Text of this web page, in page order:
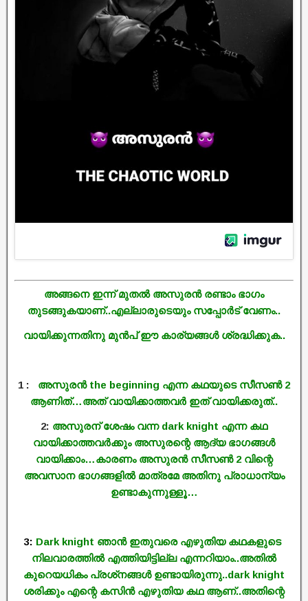
അങ്ങനെ ഇന്ന് മുതൽ അസുരൻ രണ്ടാം ഭാഗം
തുടങ്ങുകയാണ്..എല്ലാരുടെയും സപ്പോർട് വേണം..
വായിക്കുന്നതിനു മുൻപ് ഈ കാര്യങ്ങൾ ശ്രദ്ധിക്കുക..
1 : അസുരൻ the beginning എന്ന കഥയുടെ സീസൺ 2
ആണിത്…അത് വായിക്കാത്തവർ ഇത് വായിക്കരുത്..
2: അസുരന് ശേഷം വന്ന dark knight എന്ന കഥ
വായിക്കാത്തവർക്കും അസുരന്റെ ആദ്യ ഭാഗങ്ങൾ
വായിക്കാം…കാരണം അസുരൻ സീസൺ 2 വിന്റെ
അവസാന ഭാഗങ്ങളിൽ മാത്രമേ അതിനു പ്രാധാന്യം
ഉണ്ടാകുന്നുള്ളൂ…
3: Dark knight ഞാൻ ഇതുവരെ എഴുതിയ കഥകളുടെ
നിലവാരത്തിൽ എത്തിയിട്ടില്ല എന്നറിയാം..അതിൽ
കുറെയധികം പ്രശ്‌നങ്ങൾ ഉണ്ടായിരുന്നു..dark knight
ശരിക്കും എന്റെ കസിൻ എഴുതിയ കഥ ആണ്..അതിന്റെ